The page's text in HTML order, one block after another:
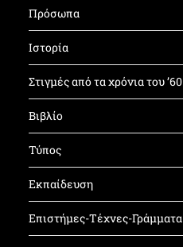
Πρόσωπα
Ιστορία
Στιγμές από τα χρόνια του ’60
Βιβλίο
Τύπος
Εκπαίδευση
Επιστήμες-Τέχνες-Γράμματα